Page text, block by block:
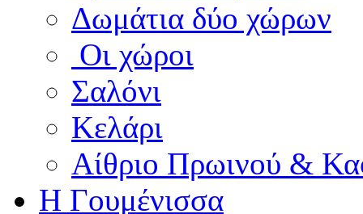
Δωμάτια δύο χώρων
Οι χώροι
Σαλόνι
Κελάρι
Αίθριο Πρωινού &
Η Γουμένισσα